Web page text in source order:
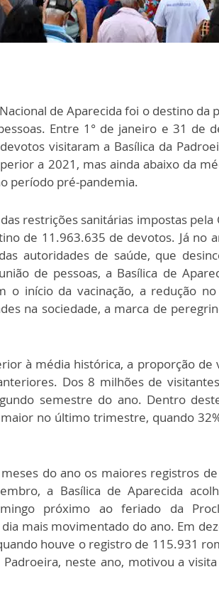
de Aparecida foi o destino da
Entre 1° de janeiro e 31 de
visitaram a Basílica da
a 2021, mas ainda abaixo da
período pré-pandemia.
restrições sanitárias impostas pela
de 11.963.635 de devotos. Já no
autoridades de saúde, que
de pessoas, a Basílica de
o início da vacinação, a redução
na sociedade, a marca de
à média histórica, a proporção de
Dos 8 milhões de
semestre do ano. Dentro
no último trimestre, quando
do ano os maiores registros
a Basílica de Aparecida
próximo ao feriado da
mais movimentado do ano. Em
houve o registro de 115.931
neste ano, motivou a